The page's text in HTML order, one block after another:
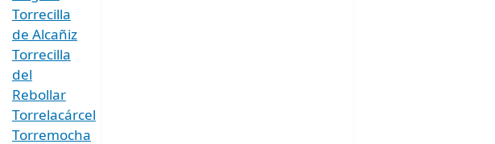
Torrecilla
de Alcañiz
Torrecilla
del
Rebollar
Torrelacárcel
Torremocha